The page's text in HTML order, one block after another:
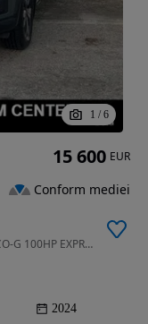
1 / 6
999 cm3 • 100 CP • dacia, jogger, combi, 1.0 ECO-G 100HP EXPRESSION
2024
15 600 EUR
Conform mediei